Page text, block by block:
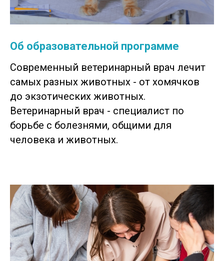
Об образовательной программе
Современный ветеринарный врач лечит
самых разных животных - от хомячков
до экзотических животных.
Ветеринарный врач - специалист по
борьбе с болезнями, общими для
человека и животных.